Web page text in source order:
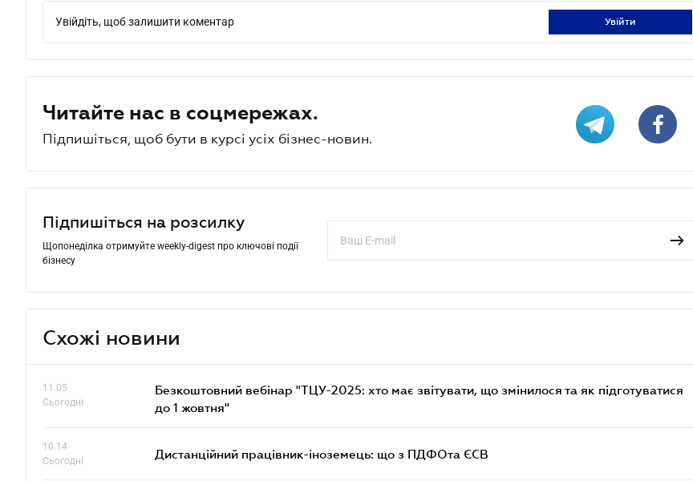
Увійдіть, щоб залишити коментар увійти
Читайте нас в соцмережах.
Підпишіться, щоб бути в курсі усіх бізнес-новин.
Підпишіться на розсилку
Щопонеділка отримуйте weekly-digest про ключові події
бізнесу
Схожі новини
11.05
Сьогодні
Безкоштовний вебінар "ТЦУ-2025: хто має звітувати, що змінилося та як підготуватися
до 1 жовтня"
10.14
Сьогодні
Дистанційний працівник-іноземець: що з ПДФОта ЄСВ